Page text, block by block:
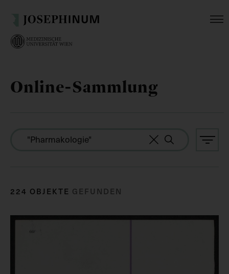
Online-Sammlung
224 OBJEKTE GEFUNDEN